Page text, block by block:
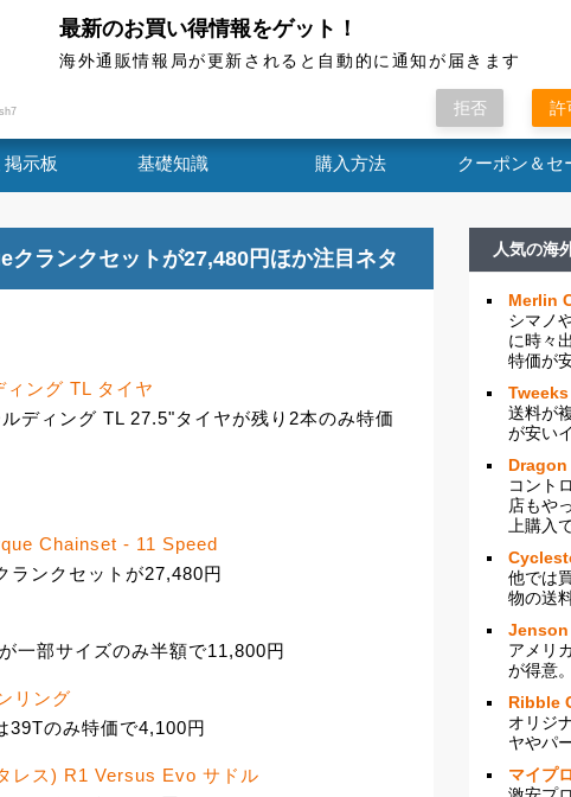
外通販情報局
Trail フォールディング...
掲示板 基礎知識 購入方法 クーポン＆セ
ランクセットが27,480円ほか注目ネタ
ング TL タイヤ
ディング TL 27.5"タイヤが残り2本のみ特価
Chainset - 11 Speed
ランクセットが27,480円
一部サイズのみ半額で11,800円
リング
39Tのみ特価で4,100円
レス) R1 Versus Evo サドル
人気の海
Merlin
シマノ
に時々
特価が
送料が
が安い
Dragon
コント
店もや
上購入
他では
物の送
Jenson
アメリ
が得意
Ribble
オリジ
ヤやパ
マイプ
最新のお買い得情報をゲット！
海外通販情報局が更新されると自動的に通知が届きます
拒否 許